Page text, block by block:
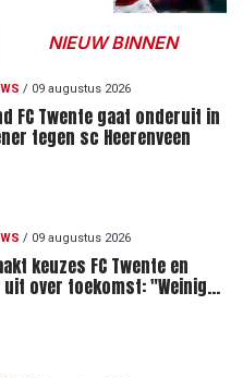
NIEUW BINNEN
/ 09 augustus 2026
FC Twente gaat onderuit in
tegen sc Heerenveen
/ 09 augustus 2026
keuzes FC Twente en
over toekomst: "Weinig